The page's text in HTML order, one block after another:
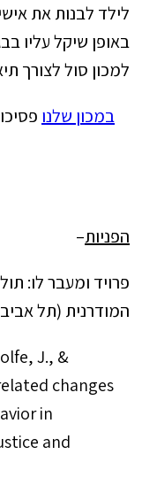
לילד לבנות את
באופן שיקל עליו
למכון סול לצורך
במכון שלנו
הפניות–
פרויד ומעבר לו:
המודרנית (תל אביב,
J., &
changes
in
and